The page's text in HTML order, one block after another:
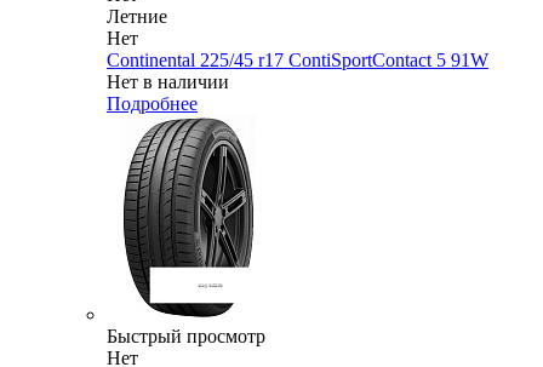
Летние
Нет
Continental 225/45 r17 ContiSportContact 5 91W
Нет в наличии
Подробнее
Быстрый просмотр
Нет